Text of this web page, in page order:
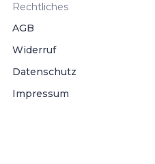
Rechtliches
AGB
Widerruf
Datenschutz
Impressum